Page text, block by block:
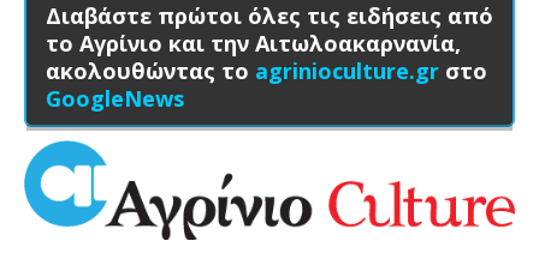
Διαβάστε πρώτοι όλες τις ειδήσεις από
το Αγρίνιο και την Αιτωλοακαρνανία,
ακολουθώντας το agrinioculture.gr στο
GoogleNews